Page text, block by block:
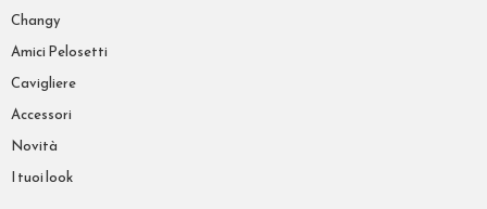
Changy
Amici Pelosetti
Cavigliere
Accessori
Novità
I tuoi look